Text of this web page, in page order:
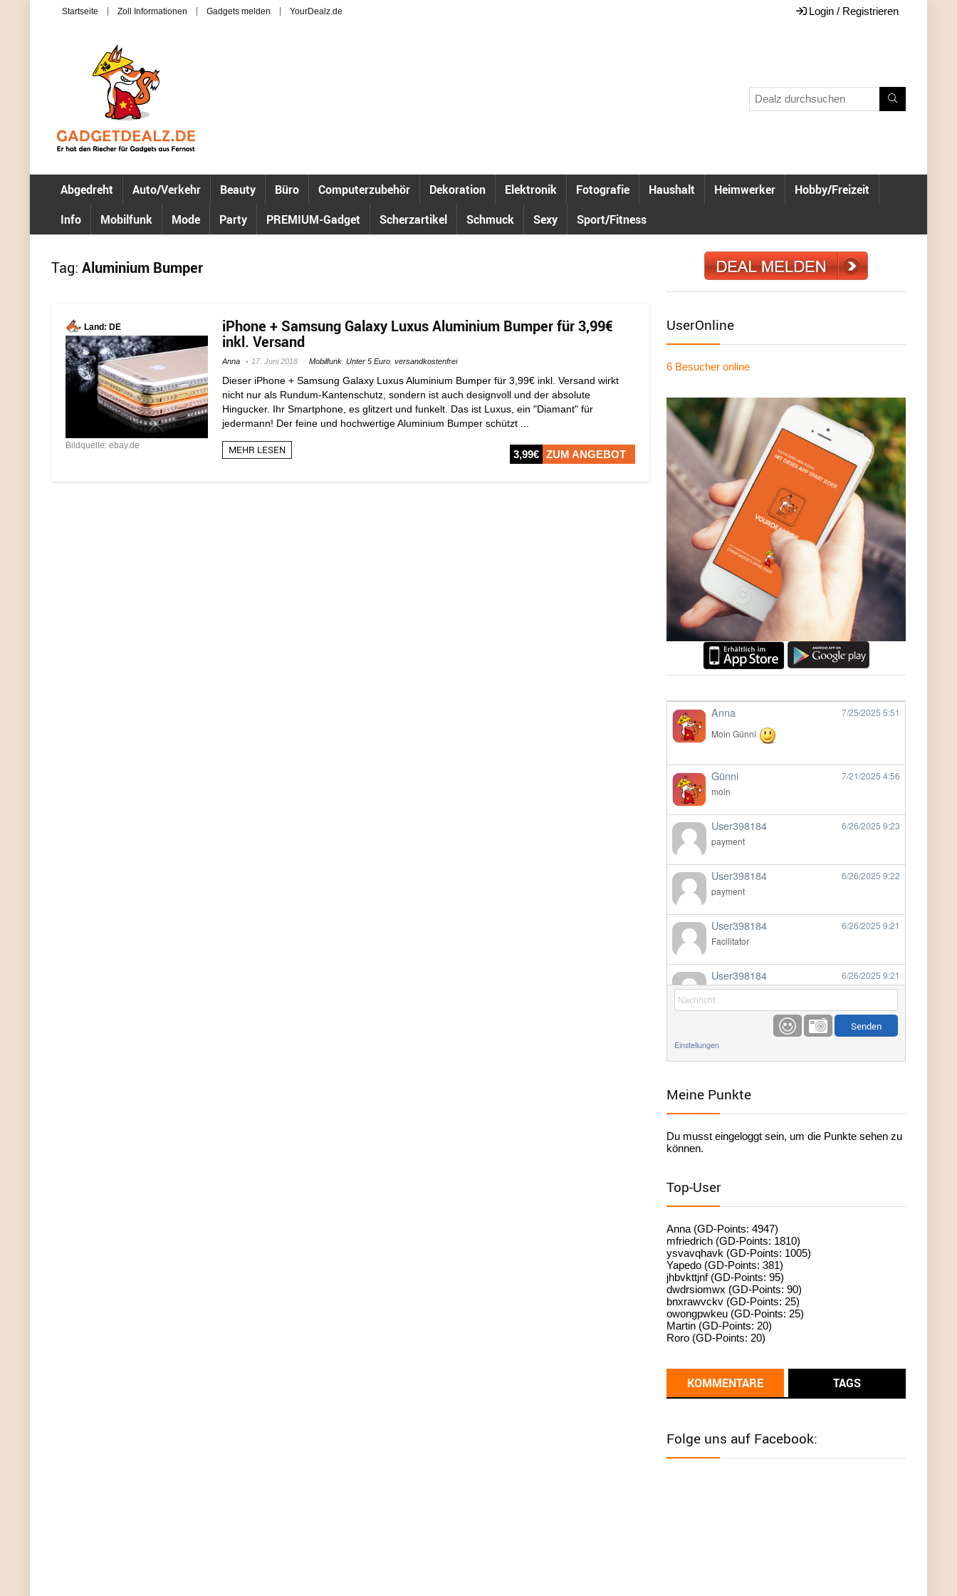
Startseite Zoll Informationen Gadgets melden YourDealz.de Login / Registrieren
Abgedreht Auto/Verkehr Beauty Büro Computerzubehör Dekoration Elektronik Fotografie Haushalt Heimwerker
Hobby/Freizeit
Info
Mobilfunk Mode Party PREMIUM-Gadget Scherzartikel Schmuck Sexy Sport/Fitness
Tag: Aluminium Bumper
Land: DE
Bildquelle: ebay.de
iPhone + Samsung Galaxy Luxus Aluminium Bumper für 3,99€
inkl. Versand
Anna 17. Juni 2018 Mobilfunk Unter 5 Euro versandkostenfrei
Dieser iPhone + Samsung Galaxy Luxus Aluminium Bumper für 3,99€ inkl. Versand wirkt
nicht nur als Rundum-Kantenschutz, sondern ist auch designvoll und der absolute
Hingucker. Ihr Smartphone, es glitzert und funkelt. Das ist Luxus, ein "Diamant" für
jedermann! Der feine und hochwertige Aluminium Bumper schützt ...
MEHR LESEN 3,99€ ZUM ANGEBOT
UserOnline
6 Besucher online
Anna 7/25/2025 5:51
Moin Günni
Günni 7/21/2025 4:56
moin
User398184 6/26/2025 9:23
payment
User398184 6/26/2025 9:22
payment
User398184 6/26/2025 9:21
Facilitator
User398184 6/26/2025 9:21
Facilitator
6/26/2025
Facilitator
standardization
standardization
User398182
standardization
User398182
standardization
User398182
Western Australia
Western Australia
Western Australia
Einstellungen
Meine Punkte
Du musst eingeloggt sein, um die Punkte sehen zu
können.
Top-User
Anna (GD-Points: 4947)
mfriedrich (GD-Points: 1810)
ysvavqhavk (GD-Points: 1005)
Yapedo (GD-Points: 381)
jhbvkttjnf (GD-Points: 95)
dwdrsiomwx (GD-Points: 90)
bnxrawvckv (GD-Points: 25)
owongpwkeu (GD-Points: 25)
Martin (GD-Points: 20)
Roro (GD-Points: 20)
KOMMENTARE TAGS
Folge uns auf Facebook: